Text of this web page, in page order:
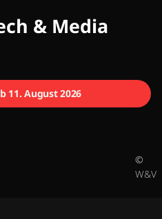
& Media
11. August 2026
©
W&V